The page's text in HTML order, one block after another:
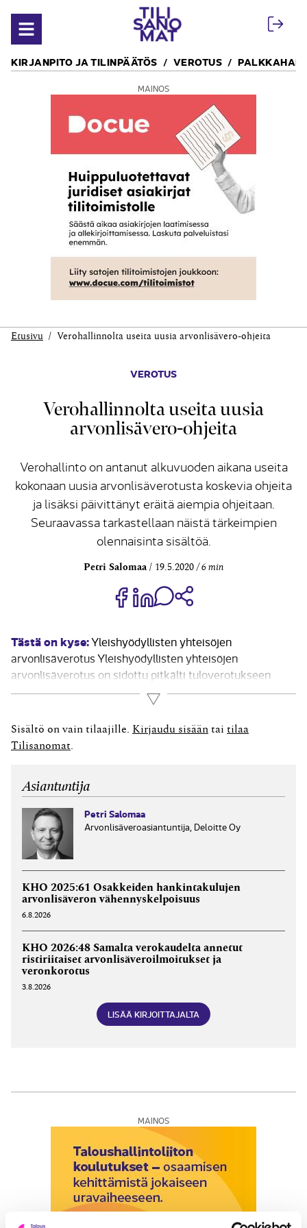
Avaa valikko
KIRJANPITO JA TILINPÄÄTÖS VEROTUS
MAINOS
Etusivu Verohallinnolta useita uusia arvonlisävero-ohjeita
VEROTUS
Verohallinnolta useita uusia
arvonlisävero-ohjeita
Verohallinto on antanut alkuvuoden aikana useita
kokonaan uusia arvonlisäverotusta koskevia ohjeita
ja lisäksi päivittänyt eräitä aiempia ohjeitaan.
Seuraavassa tarkastellaan näistä tärkeimpien
olennaisinta sisältöä.
Petri Salomaa 19.5.2020 6 min
Jaa Share on Facebook
Jaa Share on LinkedIn
Jaa WhatsApp-viestinä
Tästä on kyse:Yleishyödyllisten yhteisöjen
arvonlisäverotus Yleishyödyllisten yhteisöjen
arvonlisäverotus on sidottu pitkälti tuloverotukseen
arvonlisäverolain (AVL) 4 §:n viittaussäännöllä.
Yleishyödyllisten yhteisöjen, kuten yhdistysten ja
säätiöiden, toiminnan alv-käsittelyä arvioitaessa on
tämän vuoksi otettava huomioon myös tuloverotusta
Lue lisää
Sisältö on vain tilaajille. Kirjaudu sisään tai tilaa
Tilisanomat
Asiantuntija
Petri Salomaa
Arvonlisäveroasiantuntija, Deloitte Oy
KHO 2025:61 Osakkeiden hankintakulujen
arvonlisäveron vähennyskelpoisuus
6.8.2026
KHO 2026:48 Samalta verokaudelta annetut
ristiriitaiset arvonlisäveroilmoitukset ja
veronkorotus
3.8.2026
LISÄÄ KIRJOITTAJALTA
MAINOS